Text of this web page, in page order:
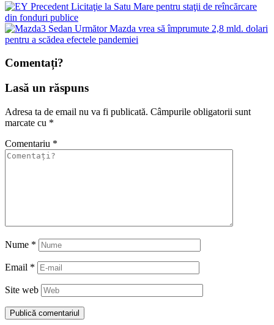
Precedent Licitaţie la Satu Mare pentru staţii de reîncărcare
din fonduri publice
Următor Mazda vrea să împrumute 2,8 mld. dolari
pentru a scădea efectele pandemiei
Comentați?
Lasă un răspuns
Adresa ta de email nu va fi publicată. Câmpurile obligatorii sunt
marcate cu *
Comentariu *
Nume *
Email *
Site web